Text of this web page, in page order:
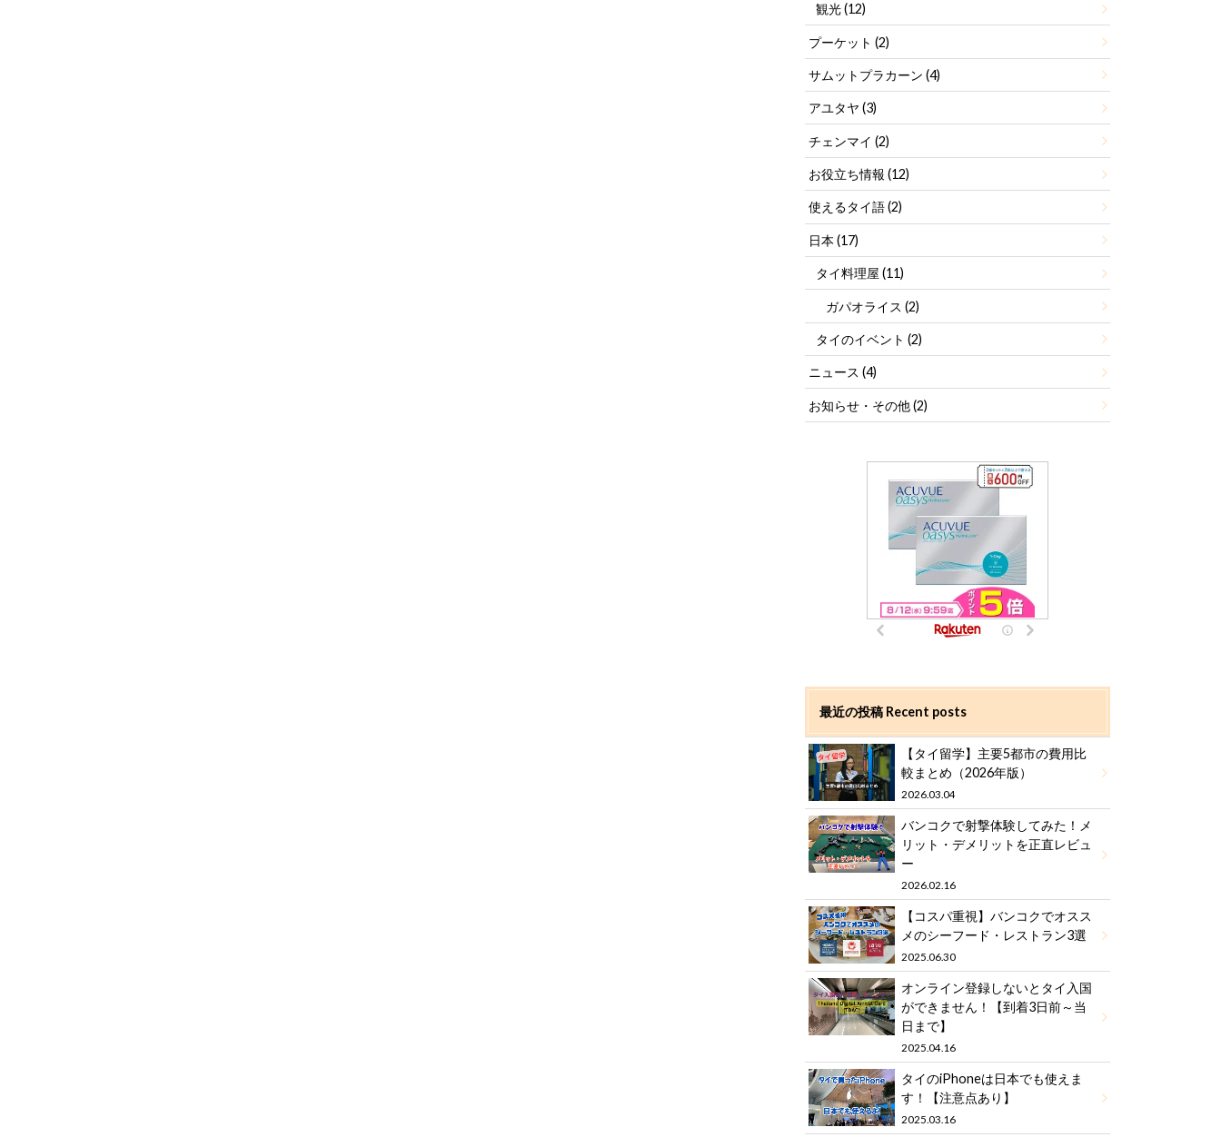
観光(12)
プーケット(2)
サムットプラカーン(4)
アユタヤ(3)
チェンマイ(2)
お役立ち情報(12)
使えるタイ語(2)
日本(17)
タイ料理屋 (11)
ガパオライス(2)
タイのイベント (2)
ニュース(4)
お知らせ・その他(2)
最近の投稿 Recent posts
【タイ留学】主要5都市の費用比
較まとめ（2026年版）
2026.03.04
バンコクで射撃体験してみた！メ
リット・デメリットを正直レビュ
ー
2026.02.16
【コスパ重視】バンコクでオスス
メのシーフード・レストラン3選
2025.06.30
オンライン登録しないとタイ入国
ができません！【到着3日前～当
日まで】
2025.04.16
タイのiPhoneは日本でも使えま
す！【注意点あり】
2025.03.16